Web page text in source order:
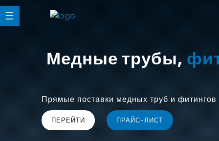
Медные трубы,
Прямые поставки медных труб и фитингов
ПЕРЕЙТИ ПРАЙС-ЛИСТ